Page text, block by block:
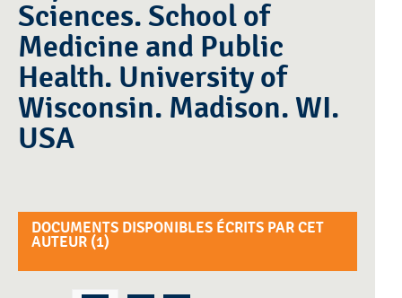
Sciences. School of
Medicine and Public
Health. University of
Wisconsin. Madison. WI.
USA
DOCUMENTS DISPONIBLES ÉCRITS PAR CET
AUTEUR (1)